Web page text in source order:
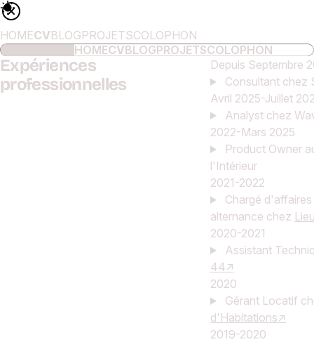
HOMECVBLOGPROJETSCOLOPHON
NAVIGATION HOMECVBLOGPROJETSCOLOPHON
Mon curriculum vitae
Expériences
professionnelles
Depuis Septembre
Consultant chez
Avril 2025-Juillet
Analyst chez
2022-Mars 2025
Product Owner
l'Intérieur
2021-2022
Chargé
alternance chez
2020-2021
Assistant
44
2020
Gérant Locatif
d'Habitations
2019-2020